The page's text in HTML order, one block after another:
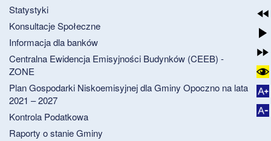
Statystyki
Konsultacje Społeczne
Informacja dla banków
Centralna Ewidencja Emisyjności Budynków (CEEB) -
ZONE
Plan Gospodarki Niskoemisyjnej dla Gminy Opoczno na lata
2021 – 2027
Kontrola Podatkowa
Raporty o stanie Gminy